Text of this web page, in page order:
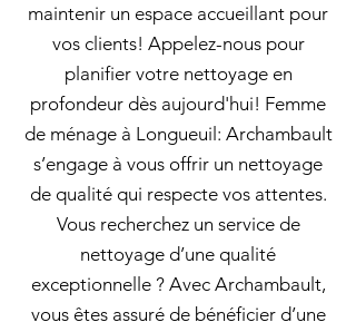
maintenir un espace accueillant pour
vos clients! Appelez-nous pour
planifier votre nettoyage en
profondeur dès aujourd'hui! Femme
de ménage à Longueuil: Archambault
s’engage à vous offrir un nettoyage
de qualité qui respecte vos attentes.
Vous recherchez un service de
nettoyage d’une qualité
exceptionnelle ? Avec Archambault,
vous êtes assuré de bénéficier d’une